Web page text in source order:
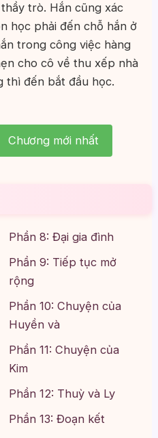
trò. Hắn cũng xác
học phải đến chỗ hắn ở
trong công việc hàng
cho cô về thu xếp nhà
thì đến bắt đầu học.
Chương mới nhất
Phần 8: Đại gia đình
Phần 9: Tiếp tục mở
rộng
Phần 10: Chuyện của
Huyền và
Phần 11: Chuyện của
Kim
Phần 12: Thuỳ và Ly
Phần 13: Đoạn kết